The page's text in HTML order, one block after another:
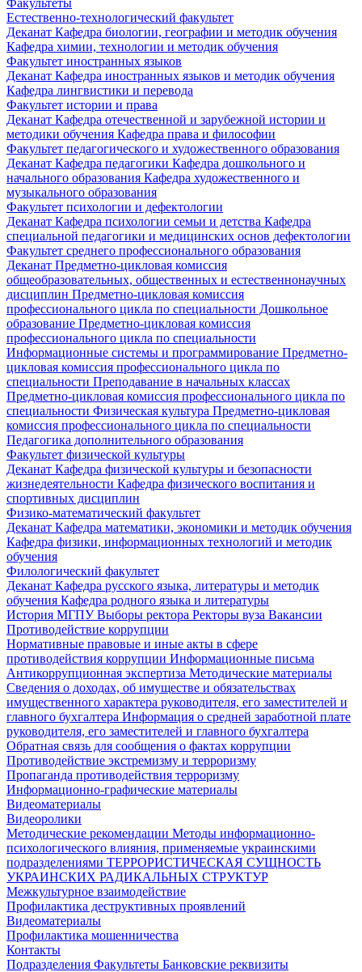
Естественно-технологический факультет
Деканат Кафедра биологии, географии и методик обучения
Кафедра химии, технологии и методик обучения
Факультет иностранных языков
Деканат Кафедра иностранных языков и методик обучения
Кафедра лингвистики и перевода
Факультет истории и права
Деканат Кафедра отечественной и зарубежной истории и
методики обучения Кафедра права и философии
Факультет педагогического и художественного образования
Деканат Кафедра педагогики Кафедра дошкольного и
начального образования Кафедра художественного и
музыкального образования
Факультет психологии и дефектологии
Деканат Кафедра психологии семьи и детства Кафедра
специальной педагогики и медицинских основ дефектологии
Факультет среднего профессионального образования
Деканат Предметно-цикловая комиссия
общеобразовательных, общественных и естественнонаучных
дисциплин Предметно-цикловая комиссия
профессионального цикла по специальности Дошкольное
образование Предметно-цикловая комиссия
профессионального цикла по специальности
Информационные системы и программирование Предметно-
цикловая комиссия профессионального цикла по
специальности Преподавание в начальных классах
Предметно-цикловая комиссия профессионального цикла по
специальности Физическая культура Предметно-цикловая
комиссия профессионального цикла по специальности
Педагогика дополнительного образования
Факультет физической культуры
Деканат Кафедра физической культуры и безопасности
жизнедеятельности Кафедра физического воспитания и
спортивных дисциплин
Физико-математический факультет
Деканат Кафедра математики, экономики и методик обучения
Кафедра физики, информационных технологий и методик
обучения
Филологический факультет
Деканат Кафедра русского языка, литературы и методик
обучения Кафедра родного языка и литературы
История МГПУВыборы ректора Ректоры вуза Вакансии
Противодействие коррупции
Нормативные правовые и иные акты в сфере
противодействия коррупции Информационные письма
Антикоррупционная экспертиза Методические материалы
Сведения о доходах, об имуществе и обязательствах
имущественного характера руководителя, его заместителей и
главного бухгалтера Информация о средней заработной плате
руководителя, его заместителей и главного бухгалтера
Обратная связь для сообщения о фактах коррупции
Противодействие экстремизму и терроризму
Пропаганда противодействия терроризму
Информационно-графические материалы
Видеоматериалы
Видеоролики
Методические рекомендации Методы информационно-
психологического влияния, применяемые украинскими
подразделениями ТЕРРОРИСТИЧЕСКАЯ СУЩНОСТЬ
УКРАИНСКИХ РАДИКАЛЬНЫХ СТРУКТУР
Межкультурное взаимодействие
Профилактика деструктивных проявлений
Видеоматериалы
Профилактика мошенничества
Контакты
Подразделения Факультеты Банковские реквизиты